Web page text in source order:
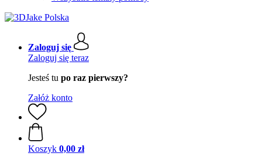
Zaloguj się
Zaloguj się teraz
Jesteś tu po raz pierwszy?
Załóż konto
Koszyk 0,00 zł